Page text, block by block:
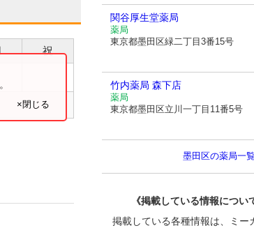
祝
×閉じる
関谷厚生堂薬局
薬局
東京都墨田区緑二丁目3番15号
竹内薬局 森下店
薬局
東京都墨田区立川一丁目11番5号
墨田区の薬局一覧
《掲載している情報につい
掲載している各種情報は、ミー